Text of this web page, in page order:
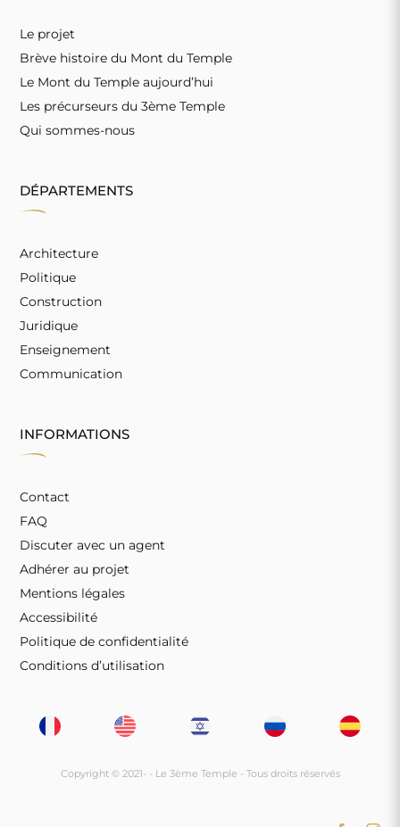
Le projet
Brève histoire du Mont du Temple
Le Mont du Temple aujourd’hui
Les précurseurs du 3ème Temple
Qui sommes-nous
DÉPARTEMENTS
Architecture
Politique
Construction
Juridique
Enseignement
Communication
INFORMATIONS
Contact
FAQ
Discuter avec un agent
Adhérer au projet
Mentions légales
Accessibilité
Politique de confidentialité
Conditions d’utilisation
Copyright © 2021- - Le 3ème Temple - Tous droits réservés